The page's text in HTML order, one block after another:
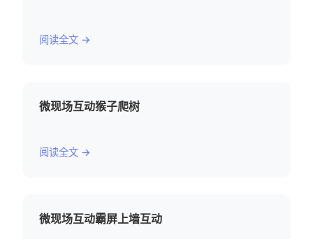
阅读全文 →
微现场互动猴子爬树
阅读全文 →
微现场互动霸屏上墙互动